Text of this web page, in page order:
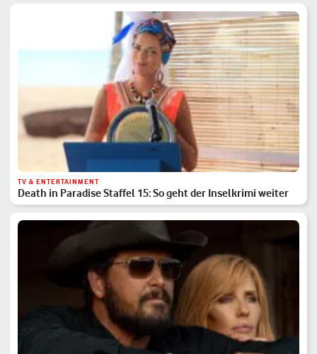
TV & ENTERTAINMENT
Death in Paradise Staffel 15: So geht der Inselkrimi weiter